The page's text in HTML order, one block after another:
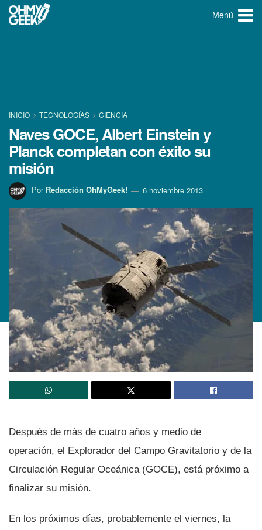
Menú
INICIO TECNOLOGÍ­AS CIENCIA
Naves GOCE, Albert Einstein y
Planck completan con éxito su
misión
Por Redacción OhMyGeek! 6 noviembre 2013
Después de más de cuatro años y medio de
operación, el Explorador del Campo Gravitatorio y de la
Circulación Regular Oceánica (GOCE), está próximo a
finalizar su misión.
En los próximos dí­as, probablemente el viernes, la